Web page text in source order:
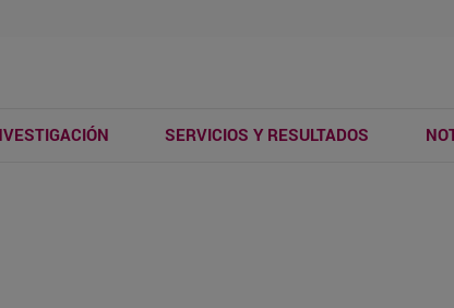
SERVICIOS Y RESULTADOS